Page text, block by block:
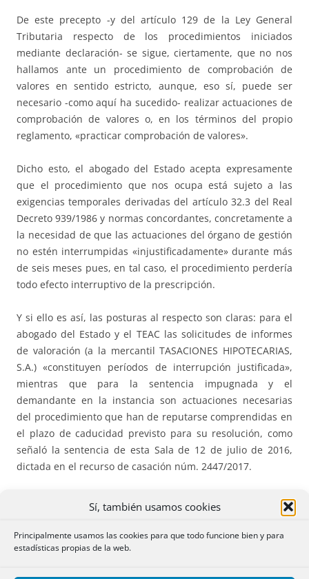
Sí, también usamos cookies
Principalmente usamos las cookies para que todo funcione bien y para
estadísticas propias de la web.
De este precepto -y del artículo 129 de la Ley General
Tributaria respecto de los procedimientos iniciados
mediante declaración- se sigue, ciertamente, que no nos
hallamos ante un procedimiento de comprobación de
valores en sentido estricto, aunque, eso sí, puede ser
necesario -como aquí ha sucedido- realizar actuaciones de
comprobación de valores o, en los términos del propio
reglamento, «practicar comprobación de valores».
Dicho esto, el abogado del Estado acepta expresamente
que el procedimiento que nos ocupa está sujeto a las
exigencias temporales derivadas del artículo 32.3 del Real
Decreto 939/1986 y normas concordantes, concretamente a
la necesidad de que las actuaciones del órgano de gestión
no estén interrumpidas «injustificadamente» durante más
de seis meses pues, en tal caso, el procedimiento perdería
todo efecto interruptivo de la prescripción.
Y si ello es así, las posturas al respecto son claras: para el
abogado del Estado y el TEAC las solicitudes de informes
de valoración (a la mercantil TASACIONES HIPOTECARIAS,
S.A.) «constituyen períodos de interrupción justificada»,
mientras que para la sentencia impugnada y el
demandante en la instancia son actuaciones necesarias
del procedimiento que han de reputarse comprendidas en
el plazo de caducidad previsto para su resolución, como
señaló la sentencia de esta Sala de 12 de julio de 2016,
dictada en el recurso de casación núm. 2447/2017.
Ciertamente, el procedimiento de gestión concernido en
aquel proceso era el estricto de comprobación de valores
(cuyo objeto -como recuerda la Sala- es precisamente el
que se encarga a los servicios de valoración), mientras que